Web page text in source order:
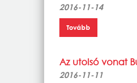
2016-11-14
Tovább
Az utolsó vonat
2016-11-11